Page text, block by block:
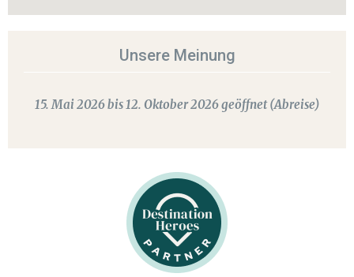
Unsere Meinung
15. Mai 2026 bis 12. Oktober 2026 geöffnet (Abreise)